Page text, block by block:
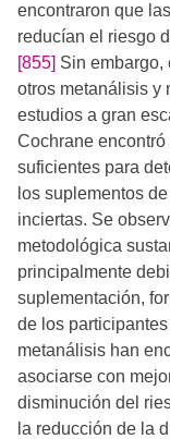
encontraron que
reducían el riesgo
[855]
Sin
otros metanálisis y
estudios a gran
Cochrane
suficientes para
los suplementos
inciertas. Se
metodológica
principalmente
suplementación,
de los
metanálisis han
asociarse con
disminución del
la reducción de la